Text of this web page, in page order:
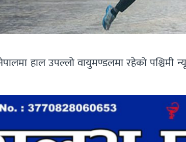
हाल उपल्लो वायुमण्डलमा रहेको